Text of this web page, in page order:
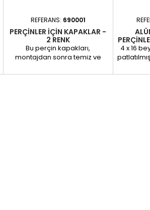
REFERANS: 690001
PERÇINLER IÇIN KAPAKLAR -
2 RENK
Bu perçin kapakları,
montajdan sonra temiz ve
sağlamak için tasarlanmıştır.
4 x 16